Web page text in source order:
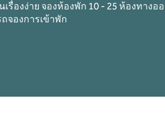
รื่องง่าย จองห้องพัก 10 - 25 ห้องทาง
จองการเข้าพัก